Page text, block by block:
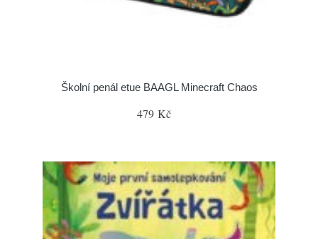
Školní penál etue BAAGL Minecraft Chaos
479 Kč